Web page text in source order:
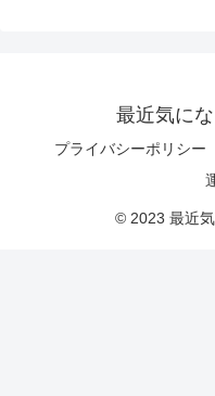
最近気に
プライバシーポリシー
© 2023 最近